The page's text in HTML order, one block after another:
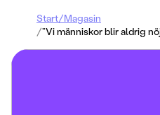
Start/Magasin
/”Vi människor blir aldrig